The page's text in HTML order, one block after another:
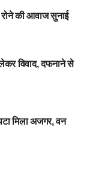
की आवाज सुनाई
विवाद, दफनाने से
मिला अजगर, वन